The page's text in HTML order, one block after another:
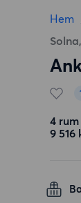
Hem
4 rum
9 516